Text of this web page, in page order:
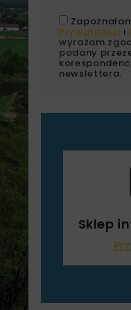
Prywatności i
wyrażam
podany
newslettera.
Sklep